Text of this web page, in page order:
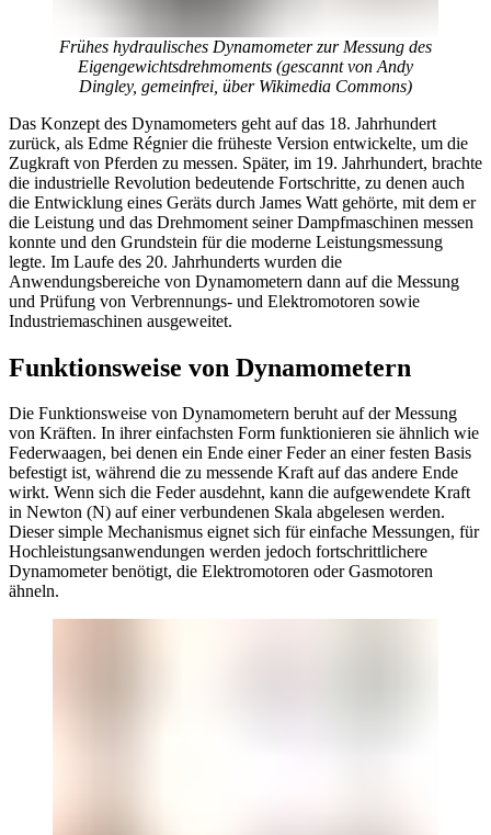
Frühes hydraulisches Dynamometer zur Messung des
Eigengewichtsdrehmoments (gescannt von Andy
Dingley, gemeinfrei, über Wikimedia Commons)
Das Konzept des Dynamometers geht auf das 18. Jahrhundert
zurück, als Edme Régnier die früheste Version entwickelte, um die
Zugkraft von Pferden zu messen. Später, im 19. Jahrhundert, brachte
die industrielle Revolution bedeutende Fortschritte, zu denen auch
die Entwicklung eines Geräts durch James Watt gehörte, mit dem er
die Leistung und das Drehmoment seiner Dampfmaschinen messen
konnte und den Grundstein für die moderne Leistungsmessung
legte. Im Laufe des 20. Jahrhunderts wurden die
Anwendungsbereiche von Dynamometern dann auf die Messung
und Prüfung von Verbrennungs- und Elektromotoren sowie
Industriemaschinen ausgeweitet.
Funktionsweise von Dynamometern
Die Funktionsweise von Dynamometern beruht auf der Messung
von Kräften. In ihrer einfachsten Form funktionieren sie ähnlich wie
Federwaagen, bei denen ein Ende einer Feder an einer festen Basis
befestigt ist, während die zu messende Kraft auf das andere Ende
wirkt. Wenn sich die Feder ausdehnt, kann die aufgewendete Kraft
in Newton (N) auf einer verbundenen Skala abgelesen werden.
Dieser simple Mechanismus eignet sich für einfache Messungen, für
Hochleistungsanwendungen werden jedoch fortschrittlichere
Dynamometer benötigt, die Elektromotoren oder Gasmotoren
ähneln.